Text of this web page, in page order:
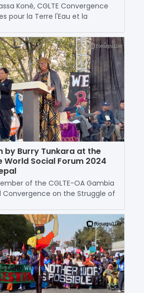
Koné, CGLTE Convergence
pour la Terre l'Eau et la
by Burry Tunkara at the
World Social Forum 2024
of the CGLTE-OA Gambia
on the Struggle of